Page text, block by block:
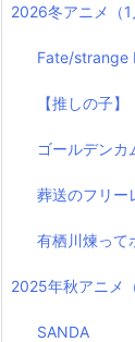
2026冬アニメ（1
Fate/strange
【推しの子】
ゴールデン
葬送のフリー
有栖川煉って
2025年秋アニメ
SANDA